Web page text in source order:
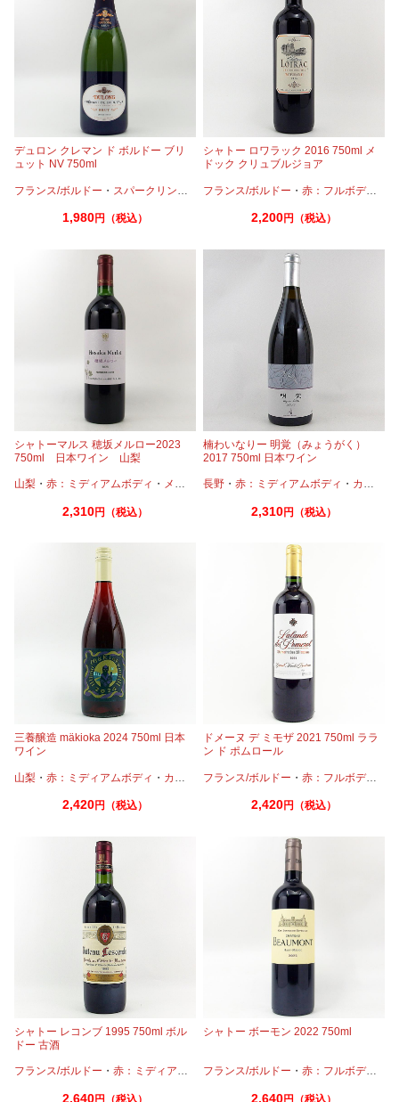
デュロン クレマン ド ボルドー ブリ
ュット NV 750ml
フランス/ボルドー ・ スパークリングワイン ・セミヨン ・メルロー
1,980円（税込）
シャトー ロワラック 2016 750ml メ
ドック クリュブルジョア
フランス/ボルドー ・赤：フルボディ
2,200円（税込）
シャトーマルス 穂坂メルロー2023
750ml 日本ワイン 山梨
山梨 ・ 赤：ミディアムボディ ・ メルロー
2,310円（税込）
楠わいなりー 明覚（みょうがく）
2017 750ml 日本ワイン
長野 ・赤：ミディアムボディ ・ カベルネフラン
2,310円（税込）
三養醸造 mäkioka 2024 750ml 日本
ワイン
山梨 ・ 赤：ミディアムボディ ・ カベルネ ・テンプラニーリョ・ ピノノワール
2,420円（税込）
ドメーヌ デ ミモザ 2021 750ml ララ
ン ド ポムロール
フランス/ボルドー ・赤：フルボディ
2,420円（税込）
シャトー レコンブ 1995 750ml ボル
ドー 古酒
フランス/ボルドー ・ 赤：ミディアムボディ ・カベルネ ・メルロー
2,640円（税込）
シャトー ボーモン 2022 750ml
フランス/ボルドー ・赤：フルボディ
2,640円（税込）